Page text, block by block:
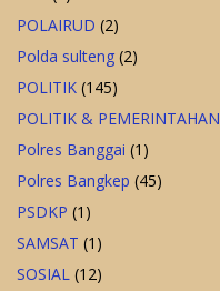
POLAIRUD (2)
Polda sulteng (2)
POLITIK (145)
POLITIK & PEMERINTAHAN
Polres Banggai (1)
Polres Bangkep (45)
PSDKP (1)
SAMSAT (1)
SOSIAL (12)